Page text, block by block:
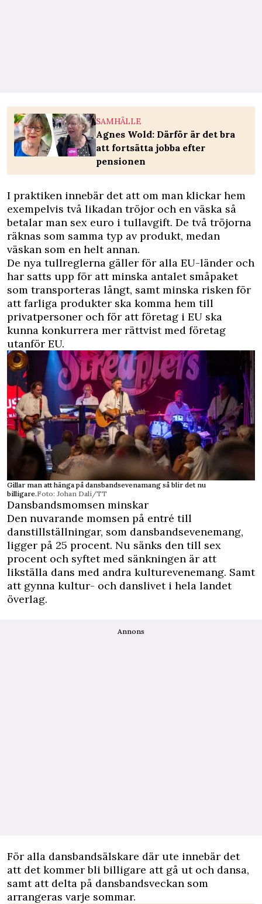
SAMHÄLLE
Agnes Wold: Därför är det bra
att fortsätta jobba efter
pensionen
I praktiken innebär det att om man klickar hem
exempelvis två likadan tröjor och en väska så
betalar man sex euro i tullavgift. De två tröjorna
räknas som samma typ av produkt, medan
väskan som en helt annan.
De nya tullreglerna gäller för alla EU-länder och
har satts upp för att minska antalet småpaket
som transporteras långt, samt minska risken för
att farliga produkter ska komma hem till
privatpersoner och för att företag i EU ska
kunna konkurrera mer rättvist med företag
utanför EU.
Gillar man att hänga på dansbandsevenamang så blir det nu
billigare.Foto: Johan Dali/TT
Dansbandsmomsen minskar
Den nuvarande momsen på entré till
danstillställningar, som dansbandsevenemang,
ligger på 25 procent. Nu sänks den till sex
procent och syftet med sänkningen är att
likställa dans med andra kulturevenemang. Samt
att gynna kultur- och danslivet i hela landet
överlag.
Annons
För alla dansbandsälskare där ute innebär det
att det kommer bli billigare att gå ut och dansa,
samt att delta på dansbandsveckan som
arrangeras varje sommar.